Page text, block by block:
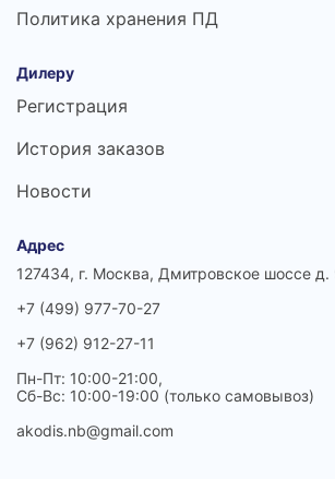
Политика хранения ПД
Дилеру
Регистрация
История заказов
Новости
Адрес
127434, г. Москва, Дмитровское шоссе д.
+7 (499) 977-70-27
+7 (962) 912-27-11
Пн-Пт: 10:00-21:00,
Сб-Вс: 10:00-19:00 (только самовывоз)
akodis.nb@gmail.com